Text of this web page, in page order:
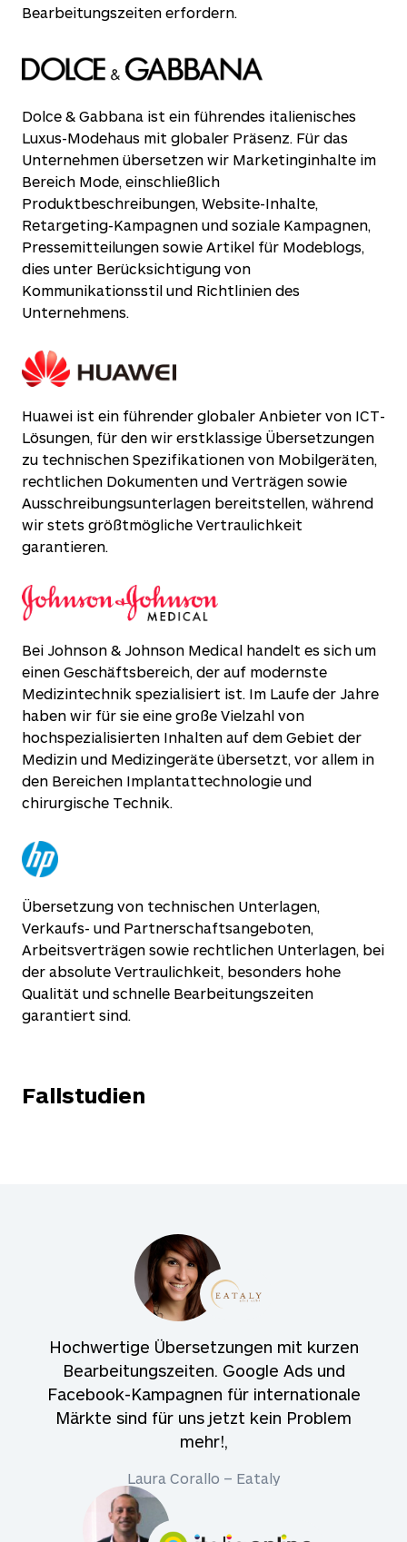
Fallstudien
Bearbeitungszeiten erfordern.
Dolce & Gabbana ist ein führendes italienisches
Luxus-Modehaus mit globaler Präsenz. Für das
Unternehmen übersetzen wir Marketinginhalte im
Bereich Mode, einschließlich
Produktbeschreibungen, Website-Inhalte,
Retargeting-Kampagnen und soziale Kampagnen,
Pressemitteilungen sowie Artikel für Modeblogs,
dies unter Berücksichtigung von
Kommunikationsstil und Richtlinien des
Unternehmens.
Huawei ist ein führender globaler Anbieter von ICT-
Lösungen, für den wir erstklassige Übersetzungen
zu technischen Spezifikationen von Mobilgeräten,
rechtlichen Dokumenten und Verträgen sowie
Ausschreibungsunterlagen bereitstellen, während
wir stets größtmögliche Vertraulichkeit
garantieren.
Bei Johnson & Johnson Medical handelt es sich um
einen Geschäftsbereich, der auf modernste
Medizintechnik spezialisiert ist. Im Laufe der Jahre
haben wir für sie eine große Vielzahl von
hochspezialisierten Inhalten auf dem Gebiet der
Medizin und Medizingeräte übersetzt, vor allem in
den Bereichen Implantattechnologie und
chirurgische Technik.
Übersetzung von technischen Unterlagen,
Verkaufs- und Partnerschaftsangeboten,
Arbeitsverträgen sowie rechtlichen Unterlagen, bei
der absolute Vertraulichkeit, besonders hohe
Qualität und schnelle Bearbeitungszeiten
garantiert sind.
Hochwertige Übersetzungen mit kurzen
Bearbeitungszeiten. Google Ads und
Facebook-Kampagnen für internationale
Märkte sind für uns jetzt kein Problem
mehr!,
Laura Corallo – Eataly